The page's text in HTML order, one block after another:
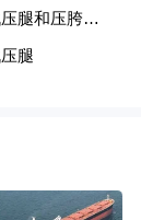
合校内外
学校要充
空间”“微